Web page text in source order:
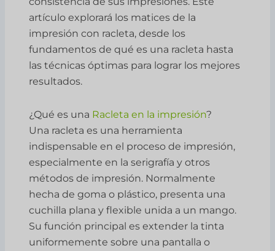
artículo explorará los matices de la
impresión con racleta, desde los
fundamentos de qué es una racleta hasta
las técnicas óptimas para lograr los mejores
resultados.
¿Qué es una Racleta en la impresión?
Una racleta es una herramienta
indispensable en el proceso de impresión,
especialmente en la serigrafía y otros
métodos de impresión. Normalmente
hecha de goma o plástico, presenta una
cuchilla plana y flexible unida a un mango.
Su función principal es extender la tinta
uniformemente sobre una pantalla o